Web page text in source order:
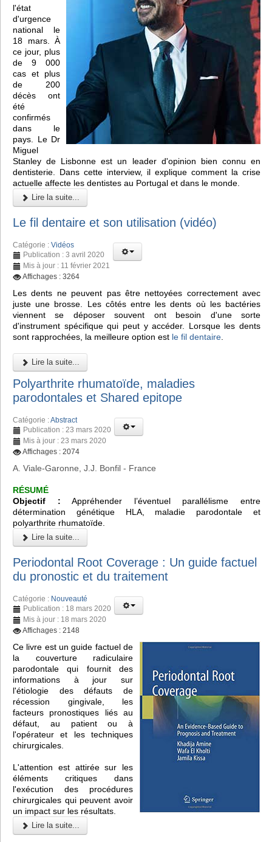
l'état
d'urgence
national le
18 mars. À
ce jour, plus
de 9 000
cas et plus
de 200
décès ont
été
confirmés
dans le
pays. Le Dr
Miguel
Stanley de Lisbonne est un leader d'opinion bien connu en
dentisterie. Dans cette interview, il explique comment la crise
actuelle affecte les dentistes au Portugal et dans le monde.
Lire la suite...
Le fil dentaire et son utilisation (vidéo)
Catégorie : Vidéos
Publication : 3 avril 2020
Mis à jour : 11 février 2021
Affichages : 3264
Les dents ne peuvent pas être nettoyées correctement avec
juste une brosse. Les côtés entre les dents où les bactéries
viennent se déposer souvent ont besoin d'une sorte
d'instrument spécifique qui peut y accéder. Lorsque les dents
sont rapprochées, la meilleure option est le fil dentaire
Lire la suite...
Polyarthrite rhumatoïde, maladies
parodontales et Shared epitope
Catégorie :Abstract
Publication : 23 mars 2020
Mis à jour : 23 mars 2020
Affichages : 2074
A. Viale-Garonne, J.J. Bonfil - France
RÉSUMÉ
Objectif : Appréhender l’éventuel parallélisme entre
détermination génétique HLA, maladie parodontale et
polyarthrite rhumatoïde.
Lire la suite...
Periodontal Root Coverage : Un guide factuel
du pronostic et du traitement
Catégorie : Nouveauté
Publication : 18 mars 2020
Mis à jour : 18 mars 2020
Affichages : 2148
Ce livre est un guide factuel de
la couverture radiculaire
parodontale qui fournit des
informations à jour sur
l'étiologie des défauts de
récession gingivale, les
facteurs pronostiques liés au
défaut, au patient ou à
l'opérateur et les techniques
chirurgicales.
L'attention est attirée sur les
éléments critiques dans
l'exécution des procédures
chirurgicales qui peuvent avoir
un impact sur les résultats.
Lire la suite...